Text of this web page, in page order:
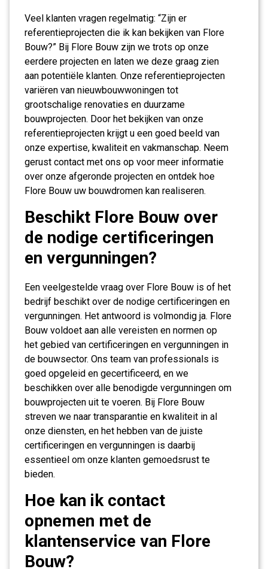
Veel klanten vragen regelmatig: “Zijn er
referentieprojecten die ik kan bekijken van Flore
Bouw?” Bij Flore Bouw zijn we trots op onze
eerdere projecten en laten we deze graag zien
aan potentiële klanten. Onze referentieprojecten
variëren van nieuwbouwwoningen tot
grootschalige renovaties en duurzame
bouwprojecten. Door het bekijken van onze
referentieprojecten krijgt u een goed beeld van
onze expertise, kwaliteit en vakmanschap. Neem
gerust contact met ons op voor meer informatie
over onze afgeronde projecten en ontdek hoe
Flore Bouw uw bouwdromen kan realiseren.
Beschikt Flore Bouw over
de nodige certificeringen
en vergunningen?
Een veelgestelde vraag over Flore Bouw is of het
bedrijf beschikt over de nodige certificeringen en
vergunningen. Het antwoord is volmondig ja. Flore
Bouw voldoet aan alle vereisten en normen op
het gebied van certificeringen en vergunningen in
de bouwsector. Ons team van professionals is
goed opgeleid en gecertificeerd, en we
beschikken over alle benodigde vergunningen om
bouwprojecten uit te voeren. Bij Flore Bouw
streven we naar transparantie en kwaliteit in al
onze diensten, en het hebben van de juiste
certificeringen en vergunningen is daarbij
essentieel om onze klanten gemoedsrust te
bieden.
Hoe kan ik contact
opnemen met de
klantenservice van Flore
Bouw?